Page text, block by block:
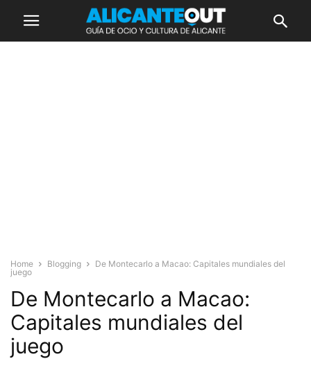
Home Blogging
De Montecarlo a Macao: Capitales mundiales del
juego
De Montecarlo a Macao:
Capitales mundiales del
juego